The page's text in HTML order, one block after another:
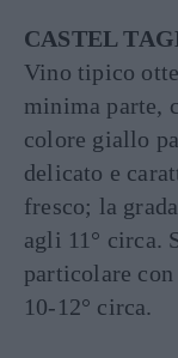
CASTEL
Vino tipico
minima parte,
colore giallo
delicato e
fresco; la
agli 11° circa.
particolare
10-12° circa.